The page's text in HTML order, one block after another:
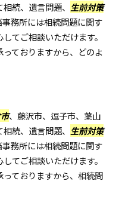
続、遺言問題、 生前対策
務所には相続問題に関す
てご相談いただけます。
ておりますから、どのよ
、藤沢市、逗子市、葉山
続、遺言問題、 生前対策
務所には相続問題に関す
てご相談いただけます。
ておりますから、相続問